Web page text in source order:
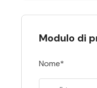
Modulo di
Nome*